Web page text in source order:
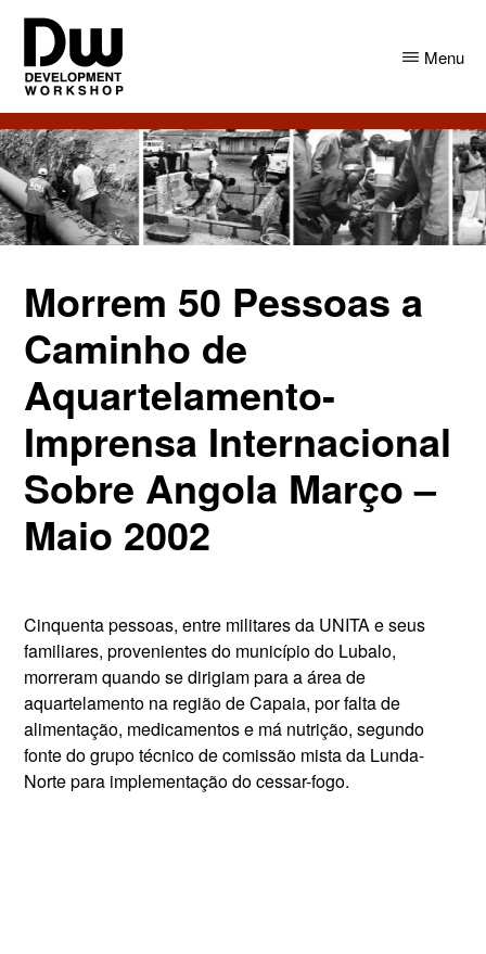
Skip
main
content
Skip
primary
sidebar
DW
Angola
Development
Workshop
Angola
Menu
Morrem 50 Pessoas a
Caminho de
Aquartelamento-
Imprensa Internacional
Sobre Angola Março –
Maio 2002
Cinquenta pessoas, entre militares da UNITA e seus
familiares, provenientes do município do Lubalo,
morreram quando se dirigiam para a área de
aquartelamento na região de Capaia, por falta de
alimentação, medicamentos e má nutrição, segundo
fonte do grupo técnico de comissão mista da Lunda-
Norte para implementação do cessar-fogo.